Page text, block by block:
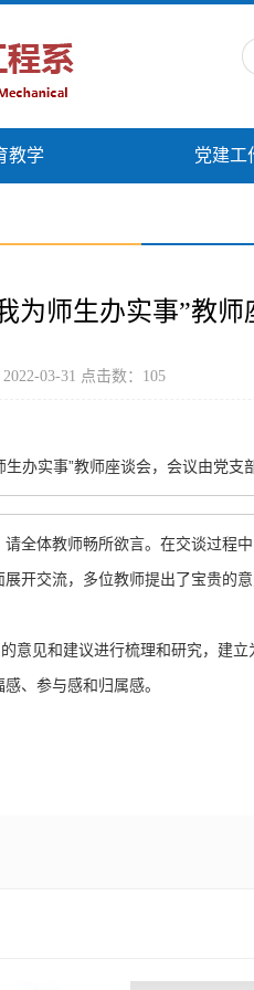
教学 党建工
为师生办实事”教师
03-31 点击数： 105
办实事”教师座谈会，会议由党支
全体教师畅所欲言。在交谈过程
开交流，多位教师提出了宝贵的
意见和建议进行梳理和研究，建
、参与感和归属感。